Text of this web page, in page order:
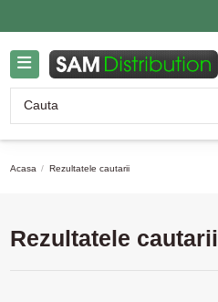
Acasa Rezultatele cautarii
Rezultatele cautarii